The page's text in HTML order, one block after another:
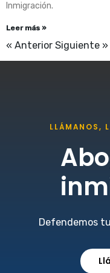
Inmigración.
Leer más »
« Anterior Siguiente »
LLÁMANOS,
Defendemos